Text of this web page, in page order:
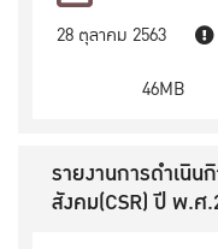
28 ตุลาคม 2563
46MB
รายงานการดำเนิ
สังคม(CSR) ปี พ.ศ